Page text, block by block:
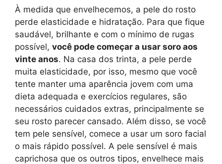
À medida que envelhecemos, a pele do rosto
perde elasticidade e hidratação. Para que fique
saudável, brilhante e com o mínimo de rugas
possível, você pode começar a usar soro aos
vinte anos. Na casa dos trinta, a pele perde
muita elasticidade, por isso, mesmo que você
tente manter uma aparência jovem com uma
dieta adequada e exercícios regulares, são
necessários cuidados extras, principalmente se
seu rosto parecer cansado. Além disso, se você
tem pele sensível, comece a usar um soro facial
o mais rápido possível. A pele sensível é mais
caprichosa que os outros tipos, envelhece mais